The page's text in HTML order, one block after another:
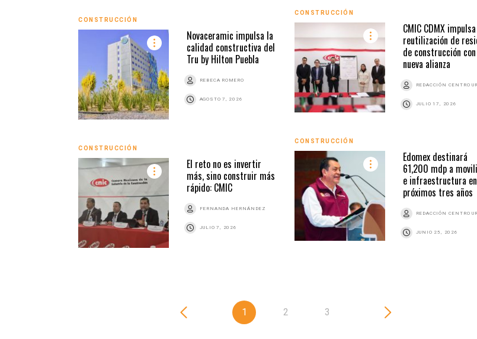
CONSTRUCCIÓN
Novaceramic impulsa la
calidad constructiva del
Tru by Hilton Puebla
REBECA ROMERO
AGOSTO 7, 2026
CONSTRUCCIÓN
CMIC CDMX impulsa
reutilización de
de construcción con
nueva alianza
REDACCIÓN CENTRO
JULIO 17, 2026
CONSTRUCCIÓN
El reto no es invertir
más, sino construir más
rápido: CMIC
FERNANDA HERNÁNDEZ
JULIO 7, 2026
CONSTRUCCIÓN
Edomex destinará
61,200 mdp a
e infraestructura
próximos tres años
REDACCIÓN CENTRO
JUNIO 25, 2026
1 2 3